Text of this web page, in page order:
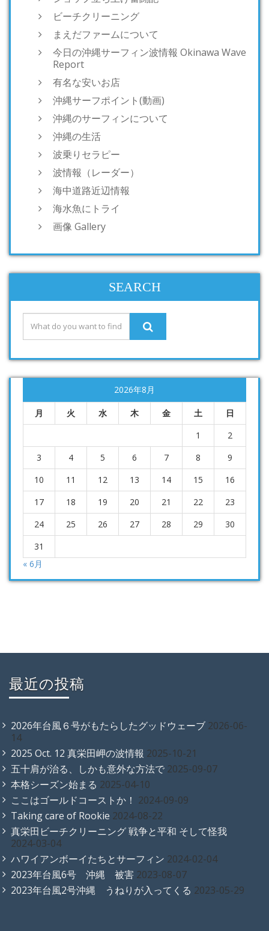
ビーチクリーニング
まえだファームについて
今日の沖縄サーフィン波情報 Okinawa Wave
Report
有名な安いお店
沖縄サーフポイント(動画)
沖縄のサーフィンについて
沖縄の生活
波乗りセラピー
波情報（レーダー）
海中道路近辺情報
海水魚にトライ
画像 Gallery
SEARCH
2026年8月
月 火 水 木 金 土
日
1
2
3
4 5 6 7 8
9
10
11 12 13 14 15
16
17
18 19 20 21 22
23
24
25 26 27 28 29
30
31
« 6月
最近の投稿
2026年台風６号がもたらしたグッドウェーブ 2026-06-
14
2025 Oct. 12 真栄田岬の波情報 2025-10-21
五十肩が治る、しかも意外な方法で 2025-09-07
本格シーズン始まる 2025-04-10
ここはゴールドコーストか！ 2024-09-09
Taking care of Rookie 2024-08-22
真栄田ビーチクリーニング 戦争と平和 そして怪我
2024-03-04
ハワイアンボーイたちとサーフィン 2024-02-04
2023年台風6号 沖縄 被害 2023-08-07
2023年台風2号沖縄 うねりが入ってくる 2023-05-29